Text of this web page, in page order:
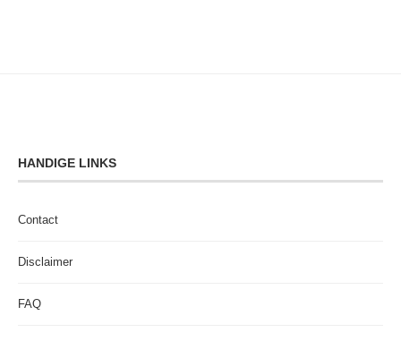
HANDIGE LINKS
Contact
Disclaimer
FAQ